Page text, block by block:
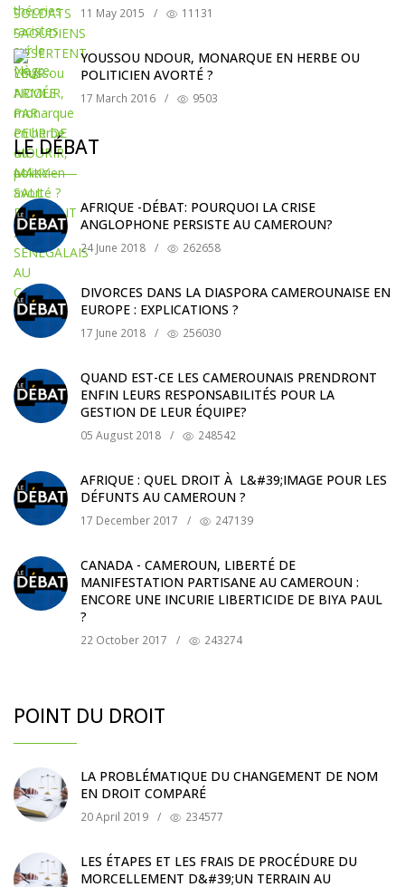
11 May 2015 / 11131
YOUSSOU NDOUR, MONARQUE EN HERBE OU
POLITICIEN AVORTÉ ?
17 March 2016 / 9503
LE DÉBAT
AFRIQUE -DÉBAT: POURQUOI LA CRISE
ANGLOPHONE PERSISTE AU CAMEROUN?
24 June 2018 / 262658
DIVORCES DANS LA DIASPORA CAMEROUNAISE EN
EUROPE : EXPLICATIONS ?
17 June 2018 / 256030
QUAND EST-CE LES CAMEROUNAIS PRENDRONT
ENFIN LEURS RESPONSABILITÉS POUR LA
GESTION DE LEUR ÉQUIPE?
05 August 2018 / 248542
AFRIQUE : QUEL DROIT À L&#39;IMAGE POUR LES
DÉFUNTS AU CAMEROUN ?
17 December 2017 / 247139
CANADA - CAMEROUN, LIBERTÉ DE
MANIFESTATION PARTISANE AU CAMEROUN :
ENCORE UNE INCURIE LIBERTICIDE DE BIYA PAUL
?
22 October 2017 / 243274
POINT DU DROIT
LA PROBLÉMATIQUE DU CHANGEMENT DE NOM
EN DROIT COMPARÉ
20 April 2019 / 234577
LES ÉTAPES ET LES FRAIS DE PROCÉDURE DU
MORCELLEMENT D&#39;UN TERRAIN AU